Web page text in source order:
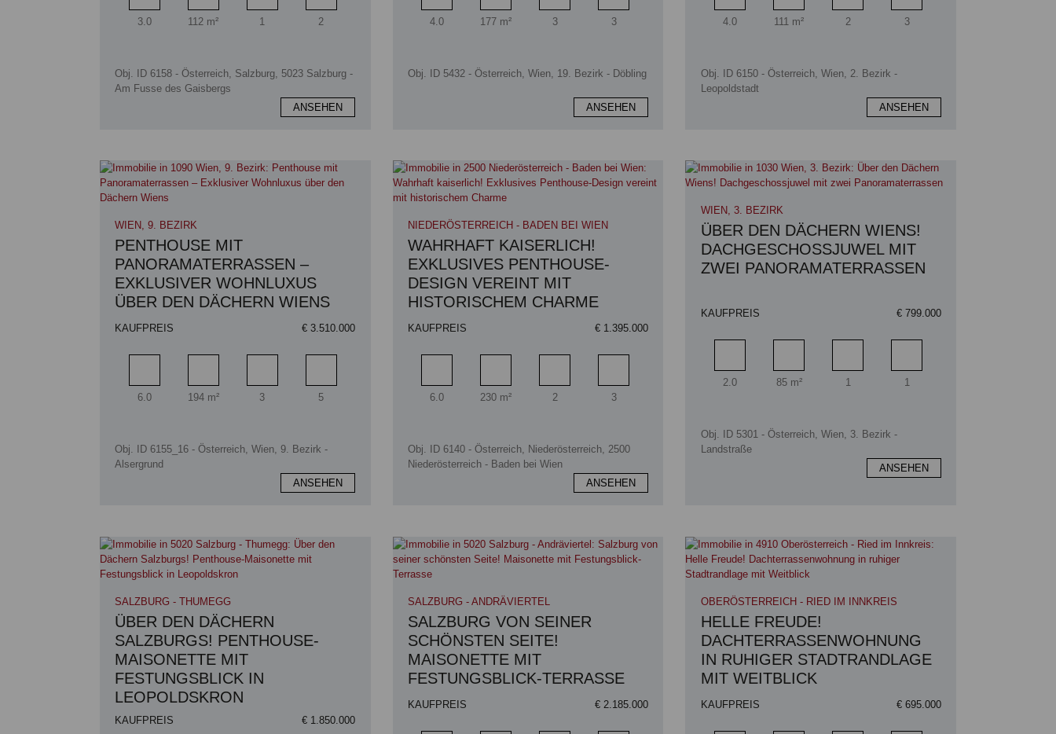
Zimmer
3.0
Wohnfläche
112 m²
Badezimmer
1
Schlafzimmer
2
Obj. ID 6158 - Österreich, Salzburg, 5023 Salzburg -
Am Fusse des Gaisbergs
ANSEHEN
Zimmer
4.0
Wohnfläche
177 m²
Badezimmer
3
Schlafzimmer
3
Obj. ID 5432 - Österreich, Wien, 19. Bezirk - Döbling
ANSEHEN
Zimmer
4.0
Wohnfläche
111 m²
Badezimmer
2
Schlafzimmer
3
Obj. ID 6150 - Österreich, Wien, 2. Bezirk -
Leopoldstadt
ANSEHEN
WIEN, 9. BEZIRK
PENTHOUSE MIT
PANORAMATERRASSEN –
EXKLUSIVER WOHNLUXUS
ÜBER DEN DÄCHERN WIENS
KAUFPREIS € 3.510.000
Zimmer
6.0
Wohnfläche
194 m²
Badezimmer
3
Schlafzimmer
5
Obj. ID 6155_16 - Österreich, Wien, 9. Bezirk -
Alsergrund
ANSEHEN
NIEDERÖSTERREICH - BADEN BEI WIEN
WAHRHAFT KAISERLICH!
EXKLUSIVES PENTHOUSE-
DESIGN VEREINT MIT
HISTORISCHEM CHARME
KAUFPREIS € 1.395.000
Zimmer
6.0
Wohnfläche
230 m²
Badezimmer
2
Schlafzimmer
3
Obj. ID 6140 - Österreich, Niederösterreich, 2500
Niederösterreich - Baden bei Wien
ANSEHEN
WIEN, 3. BEZIRK
ÜBER DEN DÄCHERN WIENS!
DACHGESCHOSSJUWEL MIT
ZWEI PANORAMATERRASSEN
KAUFPREIS € 799.000
Zimmer
2.0
Wohnfläche
85 m²
Badezimmer
1
Schlafzimmer
1
Obj. ID 5301 - Österreich, Wien, 3. Bezirk -
Landstraße
ANSEHEN
SALZBURG - THUMEGG
ÜBER DEN DÄCHERN
SALZBURGS! PENTHOUSE-
MAISONETTE MIT
FESTUNGSBLICK IN
LEOPOLDSKRON
KAUFPREIS € 1.850.000
SALZBURG - ANDRÄVIERTEL
SALZBURG VON SEINER
SCHÖNSTEN SEITE!
MAISONETTE MIT
FESTUNGSBLICK-TERRASSE
KAUFPREIS € 2.185.000
OBERÖSTERREICH - RIED IM INNKREIS
HELLE FREUDE!
DACHTERRASSENWOHNUNG
IN RUHIGER STADTRANDLAGE
MIT WEITBLICK
KAUFPREIS € 695.000